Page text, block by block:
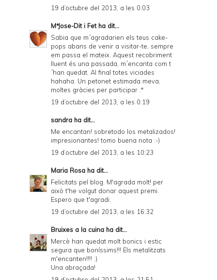
19 d’octubre del 2013, a les 0:03
MªJose-Dit i Fetha dit...
Sabia que m´agradarien els teus cake-
pops abans de venir a visitar-te, sempre
em passa el mateix. Aquest recobriment
lluent és una passada, m´encanta com t
´han quedat. Al final totes viciades
hahaha. Un petonet estimada meva,
moltes gràcies per participar :*
19 d’octubre del 2013, a les 0:19
sandra ha dit...
Me encantan! sobretodo los metalizados!
impresionantes! tomo buena nota :-)
19 d’octubre del 2013, a les 10:23
Maria Rosa ha dit...
Felicitats pel blog. M'agrada molt! per
això t'he volgut donar aquest premi.
Espero que t'agradi.
19 d’octubre del 2013, a les 16:32
Bruixes a la cuina ha dit...
Mercè han quedat molt bonics i estic
segura que boníssims!!! Els metalitzats
m'encanten!!!! :)
Una abraçada!